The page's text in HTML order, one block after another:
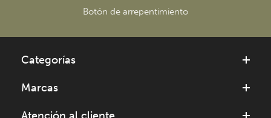
Botón de arrepentimiento
Categorías
Marcas